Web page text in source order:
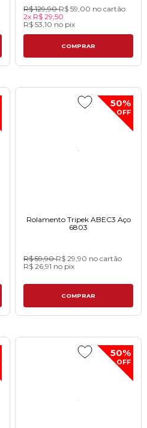
R$ 129,90R$ 59,00 no cartão
2x R$ 29,50
R$ 53,10 no pix
COMPRAR
50%
OFF
Rolamento Tripek ABEC3 Aço
6803
R$ 59,90R$ 29,90 no cartão
R$ 26,91 no pix
COMPRAR
50%
OFF